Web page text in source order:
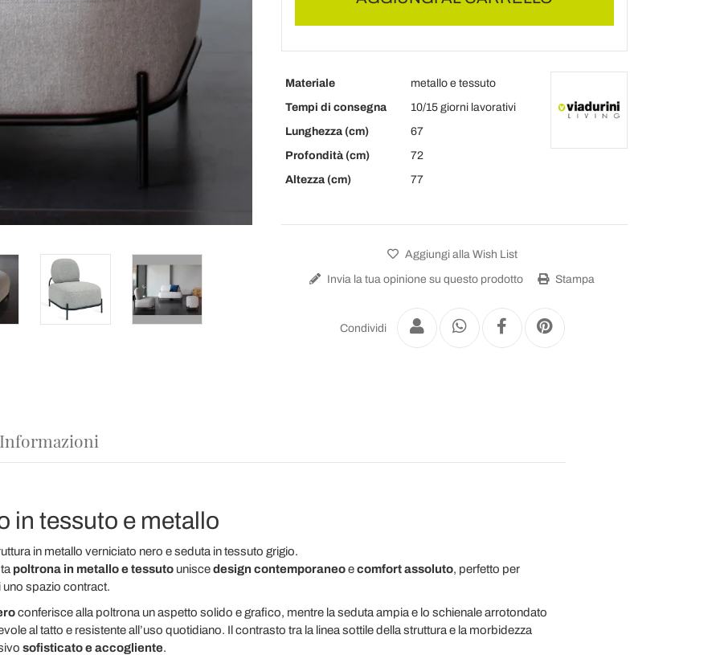
Materiale
metallo e tessuto
Tempi di consegna
10/15 giorni lavorativi
Lunghezza (cm)
67
Profondità (cm)
72
Altezza (cm)
77
Aggiungi alla Wish List
Invia la tua opinione su questo prodotto Stampa
Condividi
in tessuto e metallo
in metallo verniciato nero e seduta in tessuto grigio.
poltrona in metallo e tessutouniscedesign contemporaneoecomfort assoluto, perfetto per
spazio contract.
conferisce alla poltrona un aspetto solido e grafico, mentre la seduta ampia e lo schienale arrotondato
al tatto e resistente all’uso quotidiano. Il contrasto tra la linea sottile della struttura e la morbidezza
sofisticato e accogliente.